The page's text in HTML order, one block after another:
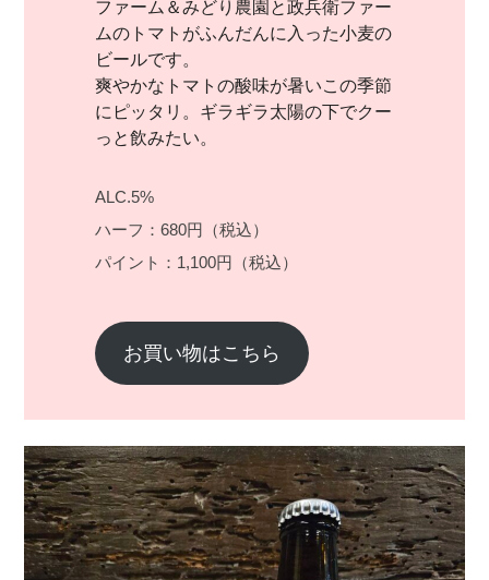
ファーム＆みどり農園と政兵衛ファー
ムのトマトがふんだんに入った小麦の
ビールです。
爽やかなトマトの酸味が暑いこの季節
にピッタリ。ギラギラ太陽の下でクー
っと飲みたい。
ALC.5%
ハーフ：680円（税込）
パイント：1,100円（税込）
お買い物はこちら